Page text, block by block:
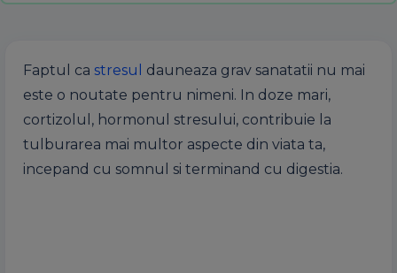
Faptul ca stresul
dauneaza grav sanatatii nu mai
este o noutate pentru nimeni. In doze mari,
cortizolul, hormonul stresului, contribuie la
tulburarea mai multor aspecte din viata ta,
incepand cu somnul si terminand cu digestia.